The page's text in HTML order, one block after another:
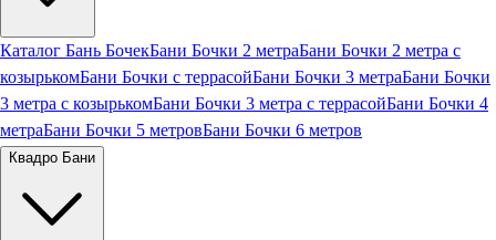
Каталог Бань БочекБани Бочки 2 метраБани Бочки 2 метра с
козырькомБани Бочки с террасойБани Бочки 3 метраБани Бочки
3 метра с козырькомБани Бочки 3 метра с террасойБани Бочки 4
метраБани Бочки 5 метровБани Бочки 6 метров
Квадро Бани